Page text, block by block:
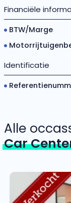
Financiële
BTW/Marge
Identificatie
Alle
Car